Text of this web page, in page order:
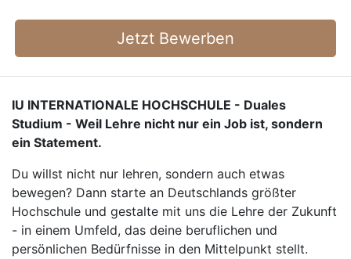
Jetzt Bewerben
IU INTERNATIONALE HOCHSCHULE - Duales
Studium - Weil Lehre nicht nur ein Job ist, sondern
ein Statement.
Du willst nicht nur lehren, sondern auch etwas
bewegen? Dann starte an Deutschlands größter
Hochschule und gestalte mit uns die Lehre der Zukunft
- in einem Umfeld, das deine beruflichen und
persönlichen Bedürfnisse in den Mittelpunkt stellt.